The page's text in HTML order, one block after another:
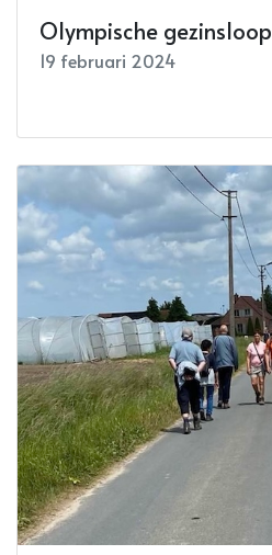
Olympische gezinsloop
19 februari 2024